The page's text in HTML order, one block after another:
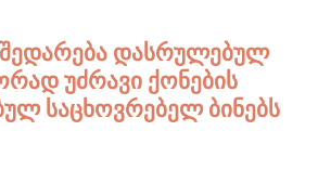
დასრულებულ
უძრავი ქონების
საცხოვრებელ ბინებს